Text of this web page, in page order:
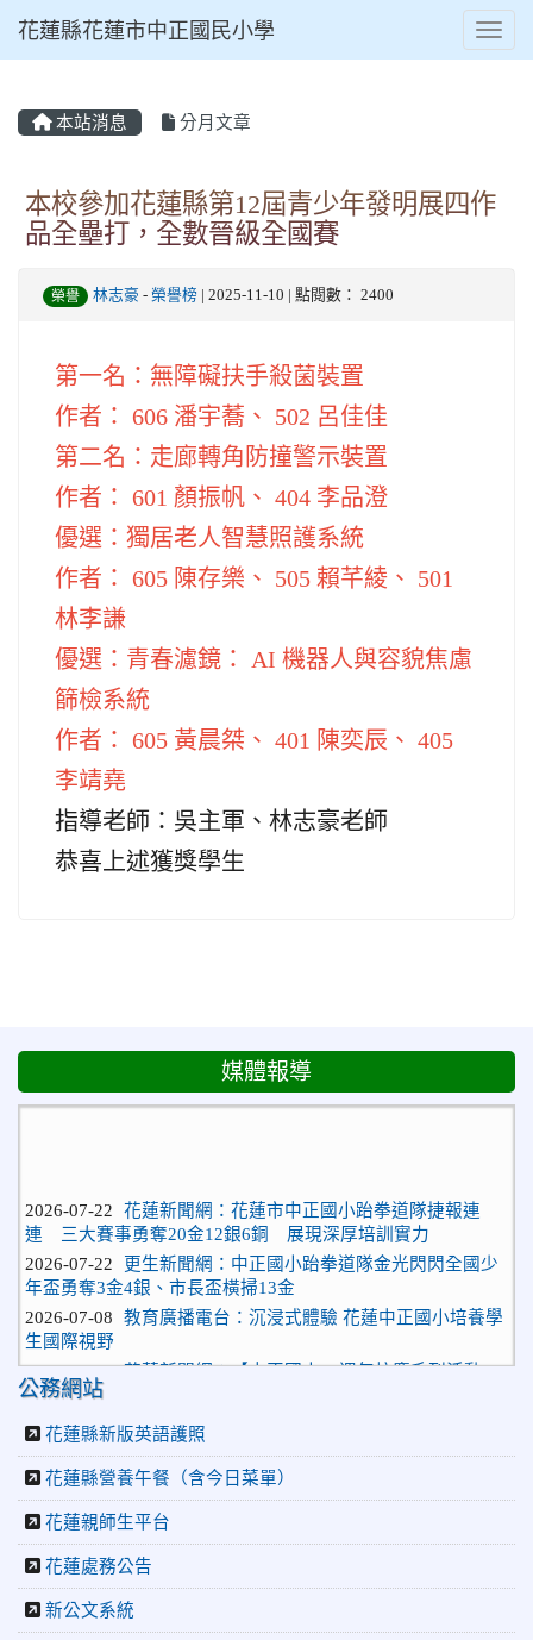
花蓮縣花蓮市中正國民小學
本站消息 分月文章
本校參加花蓮縣第12屆青少年發明展四作
品全壘打，全數晉級全國賽
榮譽 林志豪 - 榮譽榜 | 2025-11-10 | 點閱數： 2400
第一名：無障礙扶手殺菌裝置
作者： 606 潘宇蕎、 502 呂佳佳
第二名：走廊轉角防撞警示裝置
作者： 601 顏振帆、 404 李品澄
優選：獨居老人智慧照護系統
作者： 605 陳存樂、 505 賴芊綾、 501
林李謙
優選：青春濾鏡： AI 機器人與容貌焦慮
篩檢系統
作者： 605 黃晨桀、 401 陳奕辰、 405
李靖堯
指導老師：吳主軍、林志豪老師
恭喜上述獲獎學生
媒體報導
花蓮新聞網：花蓮市中正國小跆拳道隊捷報連
連 三大賽事勇奪20金12銀6銅 展現深厚培訓實力
更生新聞網：中正國小跆拳道隊金光閃閃全國少
年盃勇奪3金4銀、市長盃橫掃13金
教育廣播電台：沉浸式體驗 花蓮中正國小培養學
生國際視野
花蓮新聞網：【中正國小70週年校慶系列活動
「游藝飛揚」晚會登場】 師生家長齊聚一堂 共譜「時光樂
2026-06-16 更生新聞網：中正國小創校70週年「游藝飛揚」
才藝晚會登場
2026-06-10 教育廣播電台：揮別童年迎向青春 中正國小畢業
師生自製畢業歌曲
2026-06-10 教育廣播電台：尋覓歷史記憶 花蓮中正國小社團
體驗闖關探索歷史
2026-04-30
讓愛閃閃發光！中正國小「小老闆大市集」愛心
捐助光復國小
公務網站
花蓮縣新版英語護照
花蓮縣營養午餐（含今日菜單）
花蓮親師生平台
花蓮處務公告
新公文系統